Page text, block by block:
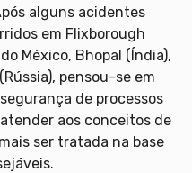
alguns acidentes
em Flixborough
México, Bhopal (Índia),
pensou-se em
de processos
aos conceitos de
ser tratada na base